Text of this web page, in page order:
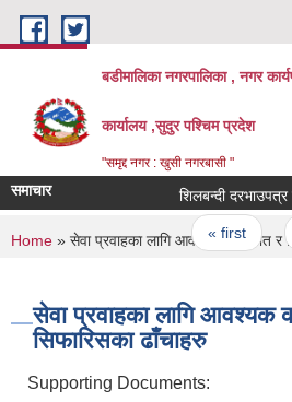
Skip to main content
बडीमालिका नगरपालिका , नगर
कार्यालय ,सुदुर पश्चिम प्रदेश
"समृद्द नगर : खुसी नगरबासी "
समाचार शिलबन्दी दरभाउपत्र
Pages
« first
You are here
Home » सेवा प्रवाहका लागि आवश्यक कागजात र
सेवा प्रवाहका लागि आवश्यक
सिफारिसका ढाँचाहरु
Supporting Documents: